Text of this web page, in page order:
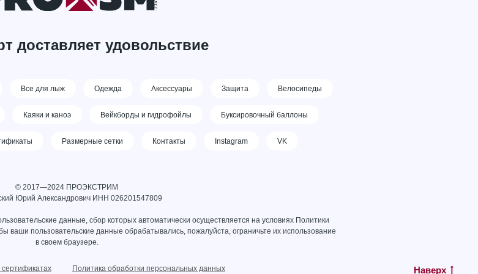
доставляет удовольствие
Все для лыж Одежда Аксессуары Защита Велосипеды
Каяки и каноэ Вейкборды и гидрофойлы Буксировочный баллоны
Размерные сетки Контакты Instagram VK
© 2017—2024 ПРОЭКСТРИМ
Юрий Александрович ИНН 026201547809
данные, сбор которых автоматически осуществляется на условиях Политики
ваши пользовательские данные обрабатывались, пожалуйста, ограничьте их использование
в своем браузере.
Политика обработки персональных данных Наверх